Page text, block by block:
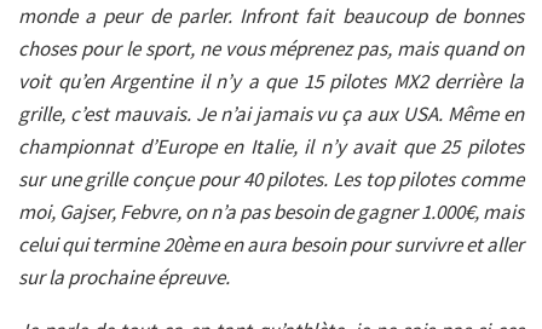
monde a peur de parler. Infront fait beaucoup de bonnes
choses pour le sport, ne vous méprenez pas, mais quand on
voit qu’en Argentine il n’y a que 15 pilotes MX2 derrière la
grille, c’est mauvais. Je n’ai jamais vu ça aux USA. Même en
championnat d’Europe en Italie, il n’y avait que 25 pilotes
sur une grille conçue pour 40 pilotes. Les top pilotes comme
moi, Gajser, Febvre, on n’a pas besoin de gagner 1.000€, mais
celui qui termine 20ème en aura besoin pour survivre et aller
sur la prochaine épreuve.